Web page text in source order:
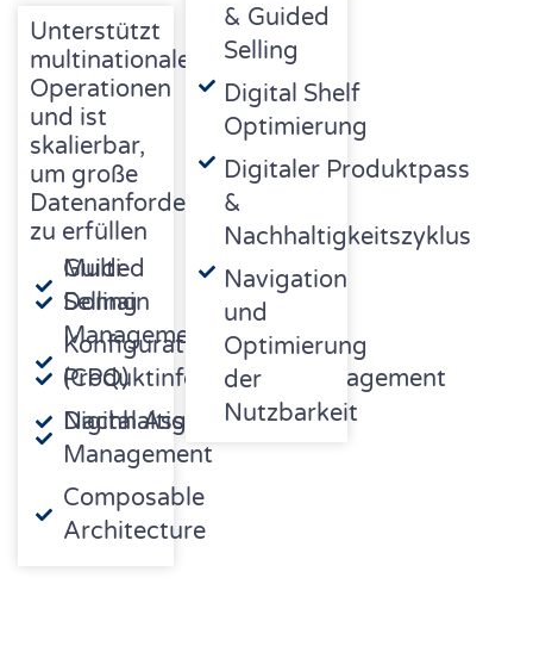
Unterstützt
multinationale
Operationen
und ist
skalierbar,
um große
Datenanforderungen
zu erfüllen
Multi-
Domain
Management
Produktinformationsmanagement
Digital Asset
Management
Composable
Architecture
Guided
Selling
Konfiguration
(CPQ)
Nachhaltigkeitsindikator
& Guided
Selling
Digital Shelf
Optimierung
Digitaler Produktpass
&
Nachhaltigkeitszyklus
Navigation
und
Optimierung
der
Nutzbarkeit